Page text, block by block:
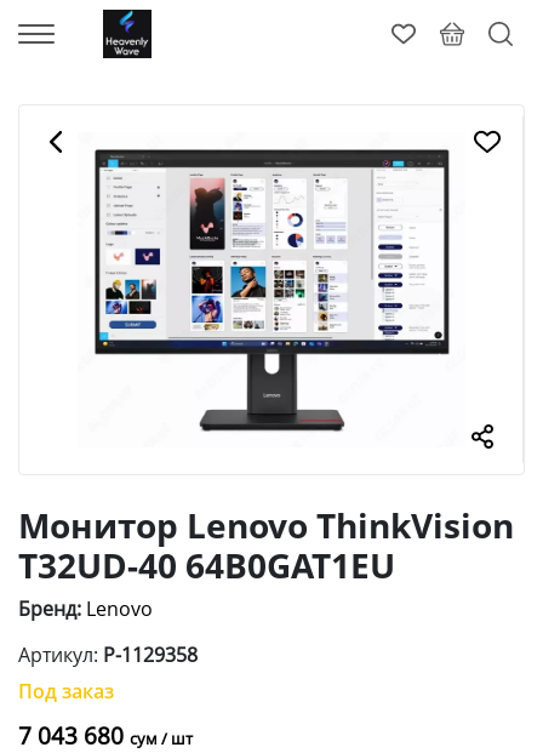
Монитор Lenovo ThinkVision
T32UD-40 64B0GAT1EU
Бренд: Lenovo
Артикул: P-1129358
Под заказ
7 043 680 сум / шт